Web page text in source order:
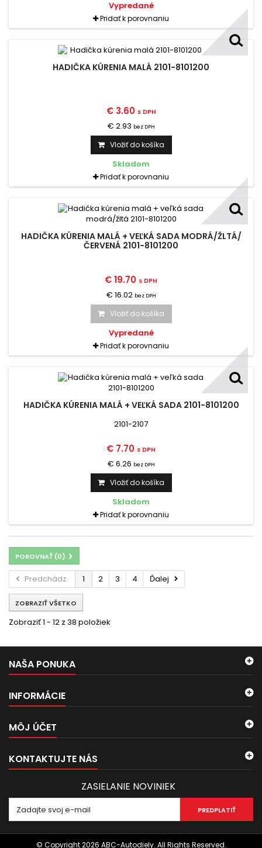
Vypredané
Pridať k porovnaniu
HADIČKA KÚRENIA MALÁ 2101-8101200
€ 3.60 s DPH
€ 2.93 bez DPH
Vložiť do košíka
Skladom
Pridať k porovnaniu
HADIČKA KÚRENIA MALÁ + VEĽKÁ SADA MODRÁ/ŽLTÁ/
ČERVENÁ 2101-8101200
€ 19.70 s DPH
€ 16.02 bez DPH
Vložiť do košíka
Vypredané
Pridať k porovnaniu
HADIČKA KÚRENIA MALÁ + VEĽKÁ SADA 2101-8101200
2101-2107
€ 7.70 s DPH
€ 6.26 bez DPH
Vložiť do košíka
Skladom
Pridať k porovnaniu
POROVNAŤ (0)
Predchádz. 1 2 3 4 Ďalej
ZOBRAZIŤ VŠETKO
Zobraziť 1 - 12 z 38 položiek
NAŠA PONUKA
INFORMÁCIE
© Copyright 2026 ABC-Autodiely. All Rights Reserved.
MÔJ ÚČET
KONTAKTUJTE NÁS
ZASIELANIE NOVINIEK
PREDPLATIŤ